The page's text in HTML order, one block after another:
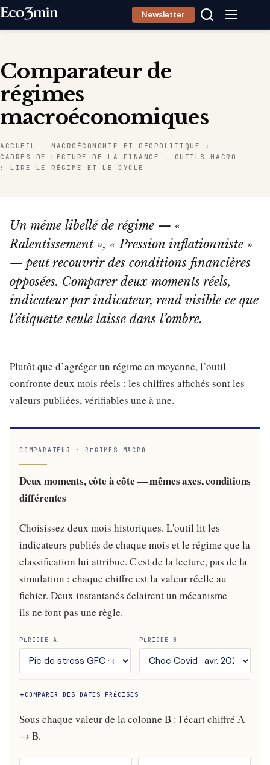
Passer
Newsletter
Comparateur de
régimes
macroéconomiques
ACCUEIL - MACROÉCONOMIE ET GÉOPOLITIQUE :
CADRES DE LECTURE DE LA FINANCE
- OUTILS MACRO
: LIRE LE RÉGIME ET LE CYCLE
Un même libellé de régime — «
Ralentissement », « Pression inflationniste »
— peut recouvrir des conditions financières
opposées. Comparer deux moments réels,
indicateur par indicateur, rend visible ce que
l’étiquette seule laisse dans l’ombre.
Plutôt que d’agréger un régime en moyenne, l’outil
confronte deux mois réels : les chiffres affichés sont les
valeurs publiées, vérifiables une à une.
COMPARATEUR · RÉGIMES MACRO
Deux moments, côte à côte — mêmes axes, conditions
différentes
Choisissez deux mois historiques. L'outil lit les
indicateurs publiés de chaque mois et le régime que la
classification lui attribue. C'est de la lecture, pas de la
simulation : chaque chiffre est la valeur réelle au
fichier. Deux instantanés éclairent un mécanisme —
ils ne font pas une règle.
PÉRIODE A PÉRIODE B
COMPARER DES DATES PRÉCISES
Sous chaque valeur de la colonne B : l'écart chiffré A
→ B.